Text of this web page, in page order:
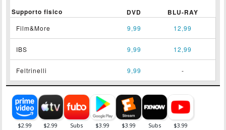
Supporto fisico DVD BLU-RAY
Film&More 9,99 12,99
IBS 9,99 12,99
Feltrinelli 9,99 -